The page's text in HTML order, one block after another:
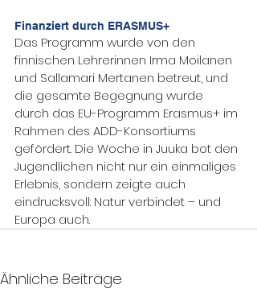
Finanziert durch ERASMUS+
Das Programm wurde von den
finnischen Lehrerinnen Irma Moilanen
und Sallamari Mertanen betreut, und
die gesamte Begegnung wurde
durch das EU-Programm Erasmus+ im
Rahmen des ADD-Konsortiums
gefördert. Die Woche in Juuka bot den
Jugendlichen nicht nur ein einmaliges
Erlebnis, sondern zeigte auch
eindrucksvoll: Natur verbindet – und
Europa auch.
Ähnliche Beiträge